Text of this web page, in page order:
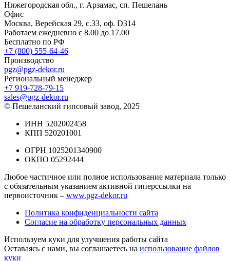
Нижегородская обл., г. Арзамас, сп. Пешелань
Офис
Москва, Верейская 29, с.33, оф. D314
Работаем ежедневно с 8.00 до 17.00
Бесплатно по РФ
+7 (800) 555-64-46
Производство
pgz@pgz-dekor.ru
Региональный менеджер
+7 919-728-79-15
sales@pgz-dekor.ru
© Пешеланский гипсовый завод, 2025
ИНН 5202002458
КПП 520201001
ОГРН 1025201340900
ОКПО 05292444
Любое частичное или полное использование материала только
с обязательным указанием активной гиперссылки на
первоисточник – www.pgz-dekor.ru
Политика конфиденциальности сайта
Согласие на обработку персональных данных
Используем куки для улучшения работы сайта
Оставаясь с нами, вы соглашаетесь на использование файлов
куки